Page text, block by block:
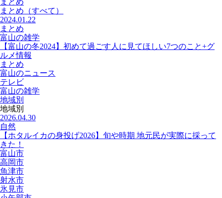
まとめ
まとめ （すべて）
2024.01.22
まとめ
富山の雑学
【富山の冬2024】初めて過ごす人に見てほしい7つのこと+グ
ルメ情報
まとめ
富山のニュース
テレビ
富山の雑学
地域別
地域別
2026.04.30
自然
【ホタルイカの身投げ2026】旬や時期 地元民が実際に採って
きた！
富山市
高岡市
魚津市
射水市
氷見市